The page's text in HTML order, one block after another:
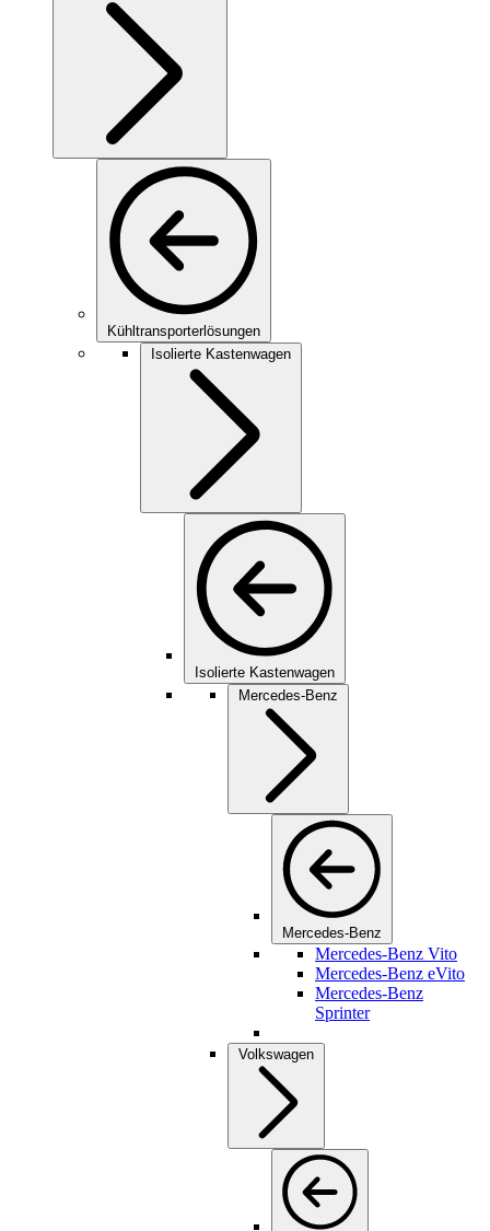
Kühltransporterlösungen
Isolierte Kastenwagen
Isolierte Kastenwagen
Mercedes-Benz
Mercedes-Benz
Mercedes-Benz Vito
Mercedes-Benz eVito
Mercedes-Benz
Sprinter
Volkswagen